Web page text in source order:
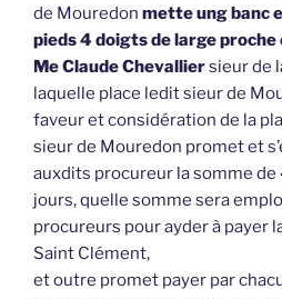
de Mouredon mette ung banc
pieds 4 doigts de large
Me Claude Chevalliersieur de
laquelle place ledit sieur de
faveur et considération de la
sieur de Mouredon promet et
auxdits procureur la somme de
jours, quelle somme sera
procureurs pour ayder à payer
Saint Clément,
et outre promet payer par